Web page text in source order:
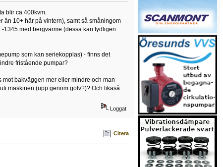
blir ca 400kvm.
än 10+ här på vintern), samt så småningom
1345 med bergvärme (dessa kan tydligen
som kan seriekopplas) - finns det
fristående pumpar?
bakväggen mer eller mindre och man
maskinen (upp genom golv?)? Och likaså
Loggat
Citera